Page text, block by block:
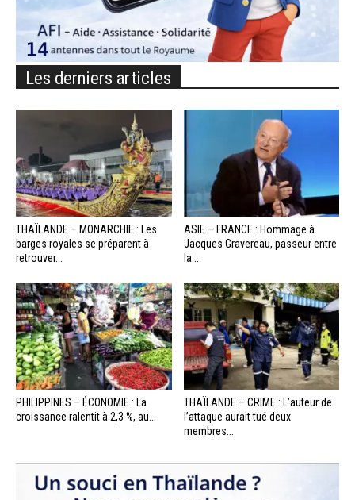
Les derniers articles
THAÏLANDE – MONARCHIE : Les
barges royales se préparent à
retrouver...
ASIE – FRANCE : Hommage à
Jacques Gravereau, passeur entre
la...
PHILIPPINES – ÉCONOMIE : La
croissance ralentit à 2,3 %, au...
THAÏLANDE – CRIME : L’auteur de
l’attaque aurait tué deux
membres...